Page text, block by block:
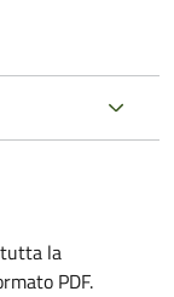
la
PDF.